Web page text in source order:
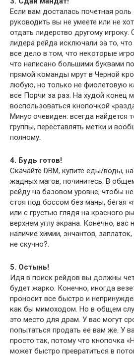
Если вам досталась почетная
руководить вы не умеете или не
отдать лидерство другому
лидера рейда исключали за то,
все дело в том, что некоторые
что написано большими буквами
прямой команды мрут в Черной
любую, но только не фиолетовую
все Порчи за раз. На худой конец
воспользоваться кнопочкой
Минус очевиден: всегда найдется
группы, переставлять метки и
полному.
4. Будь готов!
Скачайте DBM, купите еды/воды,
жадных магов, починитесь. В
рейду на базовом уровне, чтобы
стоя под боссом без маны, бегая
или с грустью глядя на красного
верхнем углу экрана. Конечно, вас
наличие химии, энчантов,
не скучно?.
5. Остынь!
Идя в поиск рейдов вы должны
будет жарко. Конечно, иногда
проносит все быстро и
как бы мимоходом. Но в общем
это место для драм. У вас могут
попытаться продать ее вам же. У
просто так, потому что кнопочка
может быстро превратиться в